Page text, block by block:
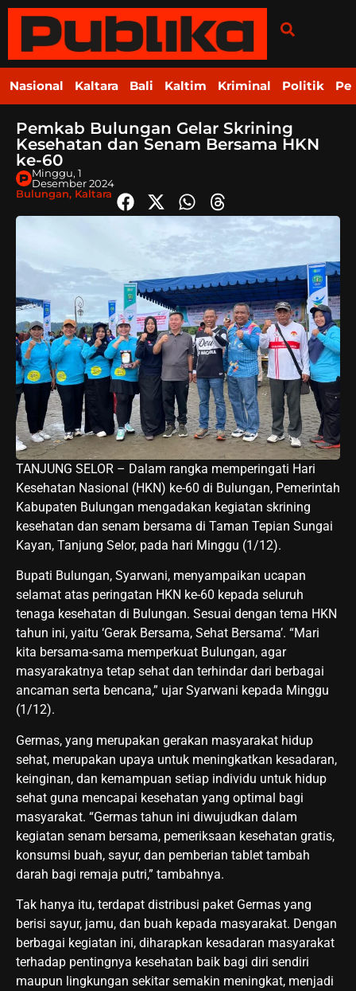
Nasional Kaltara Bali Kaltim Kriminal Politik
Pemkab Bulungan Gelar Skrining
Kesehatan dan Senam Bersama HKN
ke-60
Minggu, 1
Desember 2024
Bulungan, Kaltara
TANJUNG SELOR – Dalam rangka memperingati Hari
Kesehatan Nasional (HKN) ke-60 di Bulungan, Pemerintah
Kabupaten Bulungan mengadakan kegiatan skrining
kesehatan dan senam bersama di Taman Tepian Sungai
Kayan, Tanjung Selor, pada hari Minggu (1/12).
Bupati Bulungan, Syarwani, menyampaikan ucapan
selamat atas peringatan HKN ke-60 kepada seluruh
tenaga kesehatan di Bulungan. Sesuai dengan tema HKN
tahun ini, yaitu ‘Gerak Bersama, Sehat Bersama’. “Mari
kita bersama-sama memperkuat Bulungan, agar
masyarakatnya tetap sehat dan terhindar dari berbagai
ancaman serta bencana,” ujar Syarwani kepada Minggu
(1/12).
Germas, yang merupakan gerakan masyarakat hidup
sehat, merupakan upaya untuk meningkatkan kesadaran,
keinginan, dan kemampuan setiap individu untuk hidup
sehat guna mencapai kesehatan yang optimal bagi
masyarakat. “Germas tahun ini diwujudkan dalam
kegiatan senam bersama, pemeriksaan kesehatan gratis,
konsumsi buah, sayur, dan pemberian tablet tambah
darah bagi remaja putri,” tambahnya.
Tak hanya itu, terdapat distribusi paket Germas yang
berisi sayur, jamu, dan buah kepada masyarakat. Dengan
berbagai kegiatan ini, diharapkan kesadaran masyarakat
terhadap pentingnya kesehatan baik bagi diri sendiri
maupun lingkungan sekitar semakin meningkat, menjadi